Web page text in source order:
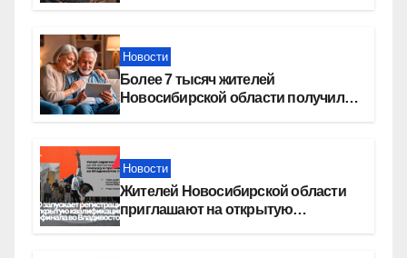
Новости
Более 7 тысяч жителей
Новосибирской области получили
Новости
Жителей Новосибирской области
приглашают на открытую